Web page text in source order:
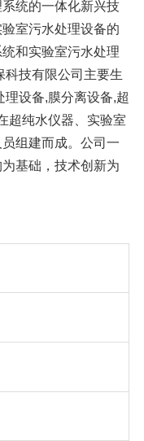
统的一体化新兴技
室污水处理设备的
和实验室污水处理
科技有限公司主要生
设备,膜分离设备,超
超纯水仪器、实验室
组建而成。公司一
基础，技术创新为